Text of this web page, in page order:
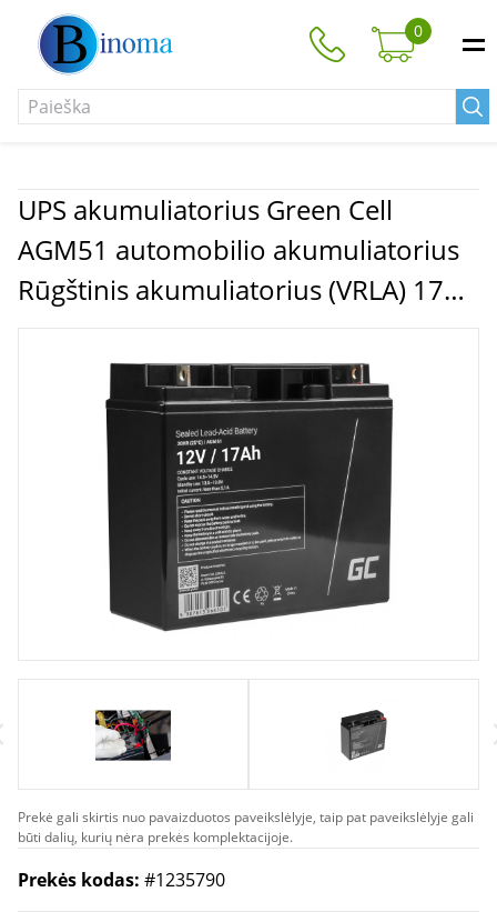
0
UPS akumuliatorius Green Cell
AGM51 automobilio akumuliatorius
Rūgštinis akumuliatorius (VRLA) 17
Ah 12 V
Prekė gali skirtis nuo pavaizduotos paveikslėlyje, taip pat paveikslėlyje gali
būti dalių, kurių nėra prekės komplektacijoje.
Prekės kodas: #1235790